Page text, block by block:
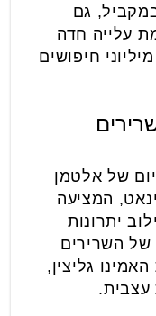
גם
עלייה חדה
חיפושים
של אלטמן
המציעה
יתרונות
של השרירים
גליצין,
עצבית.